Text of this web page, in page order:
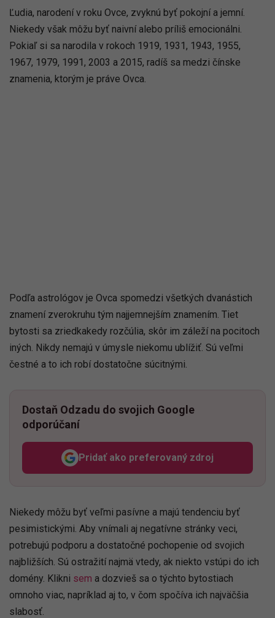
Ľudia, narodení v roku Ovce, zvyknú byť pokojní a jemní.
Niekedy však môžu byť naivní alebo príliš emocionálni.
Pokiaľ si sa narodila v rokoch 1919, 1931, 1943, 1955,
1967, 1979, 1991, 2003 a 2015, radíš sa medzi čínske
znamenia, ktorým je práve Ovca.
Podľa astrológov je Ovca spomedzi všetkých dvanástich
znamení zverokruhu tým najjemnejším znamením. Tiet
bytosti sa zriedkakedy rozčúlia, skôr im záleží na pocitoch
iných. Nikdy nemajú v úmysle niekomu ublížiť. Sú veľmi
čestné a to ich robí dostatočne súcitnými.
Dostaň Odzadu do svojich Google
odporúčaní
Pridať ako preferovaný zdroj
Odzadu, odkaz sa otvorí v
Niekedy môžu byť veľmi pasívne a majú tendenciu byť
pesimistickými. Aby vnímali aj negatívne stránky veci,
potrebujú podporu a dostatočné pochopenie od svojich
najbližších. Sú ostražití najmä vtedy, ak niekto vstúpi do ich
domény. Klikni sem a dozvieš sa o týchto bytostiach
omnoho viac, napríklad aj to, v čom spočíva ich najväčšia
slabosť.